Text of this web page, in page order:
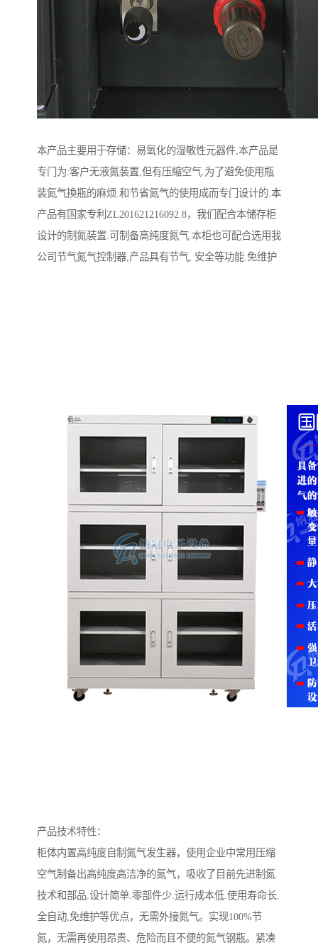
本产品主要用于存储：易氧化的湿敏性元器件,本产品是
专门为:客户无液氮装置,但有压縮空气.为了避免使用瓶
装氮气換瓶的麻烦.和节省氮气的使用成而专门设计的.本
产品有国家专利ZL201621216092.8，我们配合本储存柜
设计的制氮装置.可制备高纯度氮气.本柜也可配合选用我
公司节气氮气控制器,产品具有节气, 安全等功能.免维护
产品技术特性：
柜体内置高纯度自制氮气发生器，使用企业中常用压缩
空气制备出高纯度高洁净的氮气，吸收了目前先进制氮
技术和部品.设计简单.零部件少.运行成本低.使用寿命长.
全自动,免维护等优点，无需外接氮气。实现100%节
氮，无需再使用昂贵、危险而且不便的氮气钢瓶。紧凑